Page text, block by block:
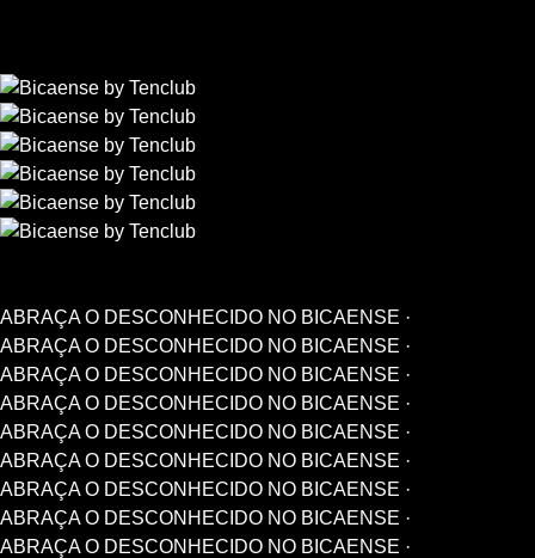
ABRAÇA O DESCONHECIDO NO BICAENSE ·
ABRAÇA O DESCONHECIDO NO BICAENSE ·
ABRAÇA O DESCONHECIDO NO BICAENSE ·
ABRAÇA O DESCONHECIDO NO BICAENSE ·
ABRAÇA O DESCONHECIDO NO BICAENSE ·
ABRAÇA O DESCONHECIDO NO BICAENSE ·
ABRAÇA O DESCONHECIDO NO BICAENSE ·
ABRAÇA O DESCONHECIDO NO BICAENSE ·
ABRAÇA O DESCONHECIDO NO BICAENSE ·